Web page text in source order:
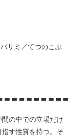
サミ／てつのこぶ
の中での立場だけ
す性質を持つ。そ